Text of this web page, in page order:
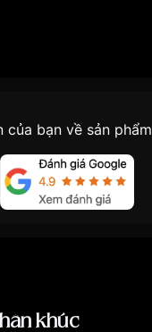
của bạn về sản phẩm
khúc